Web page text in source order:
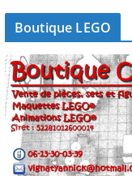
Boutique LEGO